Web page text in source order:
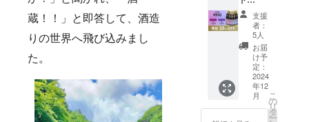
蔵！！」と即答して、酒造
りの世界へ飛び込みまし
た。
料を含
む ・配
送予
定：
2024年
12月20
日以降
※化粧箱
なし ※
原材料
及び添
てチー
ズ・
肉・タ
ルトと
相性抜
味期
限：な
し ・開
封前は
米こう
じ ・原
料: 蜂蜜
(ミャン
マー
産、国
産）、
ブルー
リー、
末に♪
炭
酸・ジ
ンジャ
エール
割
ジュー
ス・フ
ルーツ
とのカ
ロース
トビー
フ・年
末に♪
炭
酸・ジ
ンジャ
エール
割
ジュー
用） ・
配送予
定：
2024年
12月20
日以降
・消費
税+全国
送料を
含む ＜
500ml
12本 無
濾過の
ハチミ
ツ酒 ・
フルー
ツミー
ド6本
（蜂
蜜・ち
支援
者：
5人
お届
け予
定：
2024
年12
月
こ
の
リ
タ
ー